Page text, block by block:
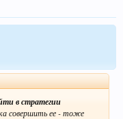
в стратегии
совершить ее - тоже